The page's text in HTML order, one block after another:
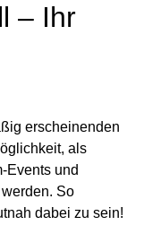
– Ihr
erscheinenden
als
Events und
So
dabei zu sein!